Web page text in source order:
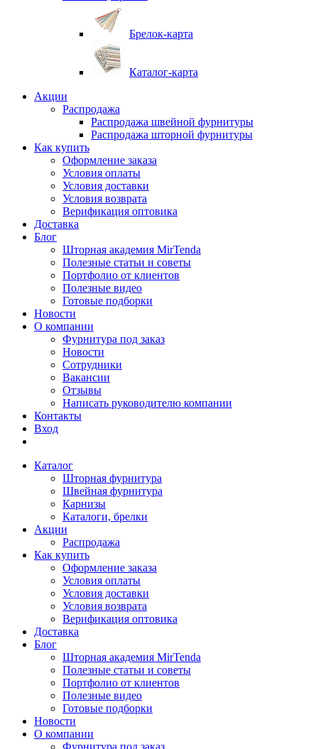
Брелок-карта
Каталог-карта
Акции
Распродажа
Распродажа швейной фурнитуры
Распродажа шторной фурнитуры
Как купить
Оформление заказа
Условия оплаты
Условия доставки
Условия возврата
Верификация оптовика
Доставка
Блог
Шторная академия MirTenda
Полезные статьи и советы
Портфолио от клиентов
Полезные видео
Готовые подборки
Новости
О компании
Фурнитура под заказ
Новости
Сотрудники
Вакансии
Отзывы
Написать руководителю компании
Контакты
Вход
Каталог
Шторная фурнитура
Швейная фурнитура
Карнизы
Каталоги, брелки
Акции
Распродажа
Как купить
Оформление заказа
Условия оплаты
Условия доставки
Условия возврата
Верификация оптовика
Доставка
Блог
Шторная академия MirTenda
Полезные статьи и советы
Портфолио от клиентов
Полезные видео
Готовые подборки
Новости
О компании
Фурнитура под заказ